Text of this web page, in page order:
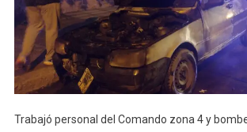
Trabajó personal del Comando zona 4 y